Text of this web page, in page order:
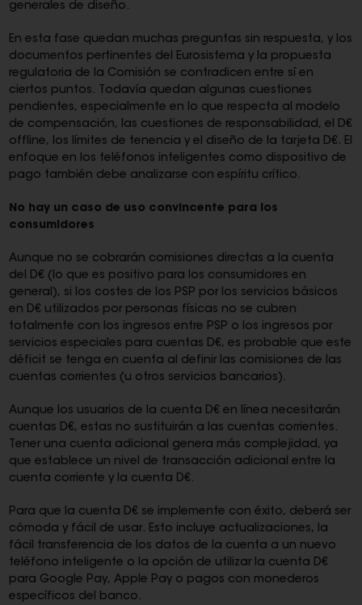
generales de diseño.
En esta fase quedan muchas preguntas sin respuesta, y los
documentos pertinentes del Eurosistema y la propuesta
regulatoria de la Comisión se contradicen entre sí en
ciertos puntos. Todavía quedan algunas cuestiones
pendientes, especialmente en lo que respecta al modelo
de compensación, las cuestiones de responsabilidad, el D€
offline, los límites de tenencia y el diseño de la tarjeta D€. El
enfoque en los teléfonos inteligentes como dispositivo de
pago también debe analizarse con espíritu crítico.
No hay un caso de uso convincente para los
consumidores
Aunque no se cobrarán comisiones directas a la cuenta
del D€ (lo que es positivo para los consumidores en
general), si los costes de los PSP por los servicios básicos
en D€ utilizados por personas físicas no se cubren
totalmente con los ingresos entre PSP o los ingresos por
servicios especiales para cuentas D€, es probable que este
déficit se tenga en cuenta al definir las comisiones de las
cuentas corrientes (u otros servicios bancarios).
Aunque los usuarios de la cuenta D€ en línea necesitarán
cuentas D€, estas no sustituirán a las cuentas corrientes.
Tener una cuenta adicional genera más complejidad, ya
que establece un nivel de transacción adicional entre la
cuenta corriente y la cuenta D€.
Para que la cuenta D€ se implemente con éxito, deberá ser
cómoda y fácil de usar. Esto incluye actualizaciones, la
fácil transferencia de los datos de la cuenta a un nuevo
teléfono inteligente o la opción de utilizar la cuenta D€
para Google Pay, Apple Pay o pagos con monederos
específicos del banco.